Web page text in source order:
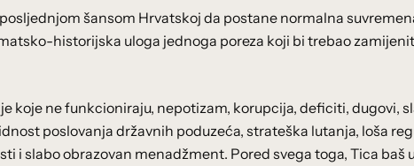
šansom Hrvatskoj da postane normalna
historijska uloga jednoga poreza koji bi trebao
koje ne funkcioniraju, nepotizam, korupcija, deficiti, dugovi,
poslovanja državnih poduzeća, strateška lutanja, loša
slabo obrazovan menadžment. Pored svega toga, Tica baš